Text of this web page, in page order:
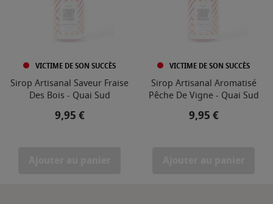
VICTIME DE SON SUCCÈS
Sirop Artisanal Saveur Fraise
Des Bois - Quai Sud
Prix
9,95 €
VICTIME DE SON SUCCÈS
Sirop Artisanal Aromatisé
Pêche De Vigne - Quai Sud
Prix
9,95 €